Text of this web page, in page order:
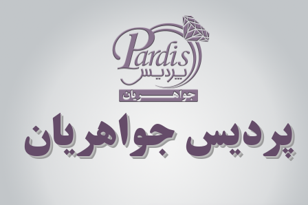
​​​​پردیس جواهریان